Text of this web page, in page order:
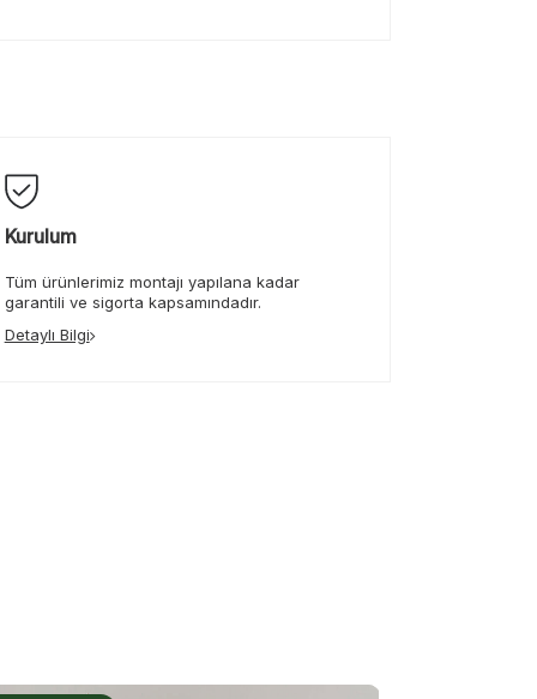
Kurulum
Tüm ürünlerimiz montajı yapılana kadar
garantili ve sigorta kapsamındadır.
Detaylı Bilgi